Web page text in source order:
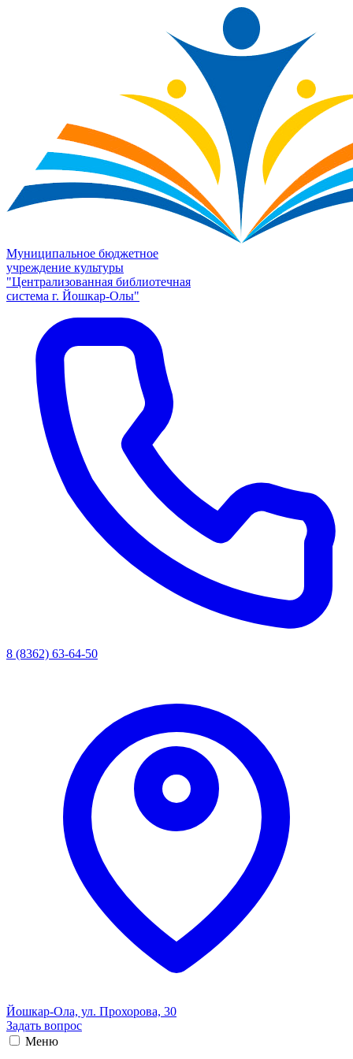
Муниципальное бюджетное
учреждение культуры
"Централизованная библиотечная
система г. Йошкар-Олы"
8 (8362) 63-64-50
Йошкар-Ола, ул. Прохорова, 30
Задать вопрос
Меню